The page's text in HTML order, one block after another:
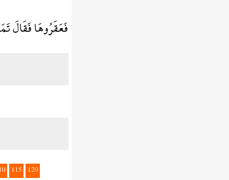
فَعَقَرُوهَا فَقَالَ
115 120